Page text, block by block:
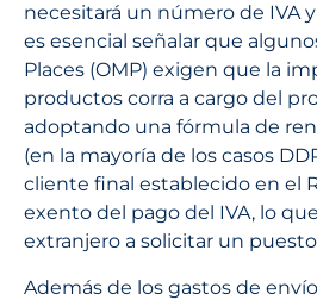
necesitará un número de IVA y
es esencial señalar que
Places (OMP) exigen que la
productos corra a cargo del
adoptando una fórmula de
(en la mayoría de los casos
cliente final establecido en el
exento del pago del IVA, lo
extranjero a solicitar un puesto
Además de los gastos de